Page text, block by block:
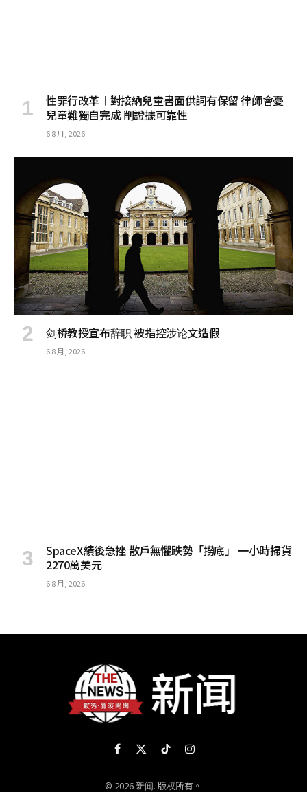
性罪行改革︱對接納兒童書面供詞有保留 律師會憂
兒童難獨自完成 削證據可靠性
6 8 月, 2026
剑桥教授宣布辞职 被指控涉论文造假
6 8 月, 2026
SpaceX績後急挫 散戶無懼跌勢「撈底」 一小時掃貨
2270萬美元
6 8 月, 2026
Facebook
X
(Twitter)
TikTokInstagram
© 2026 新闻. 版权所有。